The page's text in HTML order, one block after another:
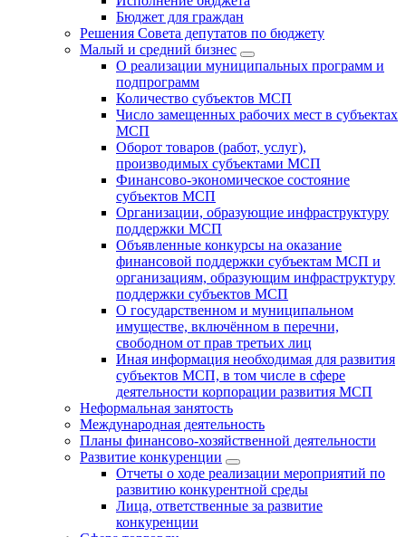
Бюджет для граждан
Решения Совета депутатов по бюджету
Малый и средний бизнес
О реализации муниципальных программ и
подпрограмм
Количество субъектов МСП
Число замещенных рабочих мест в субъектах
МСП
Оборот товаров (работ, услуг),
производимых субъектами МСП
Финансово-экономическое состояние
субъектов МСП
Организации, образующие инфраструктуру
поддержки МСП
Объявленные конкурсы на оказание
финансовой поддержки субъектам МСП и
организациям, образующим инфраструктуру
поддержки субъектов МСП
О государственном и муниципальном
имуществе, включённом в перечни,
свободном от прав третьих лиц
Иная информация необходимая для развития
субъектов МСП, в том числе в сфере
деятельности корпорации развития МСП
Неформальная занятость
Международная деятельность
Планы финансово-хозяйственной деятельности
Развитие конкуренции
Отчеты о ходе реализации мероприятий по
развитию конкурентной среды
Лица, ответственные за развитие
конкуренции